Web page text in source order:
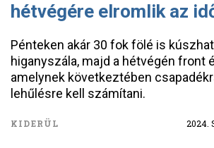
hétvégére elromlik az
Pénteken akár 30 fok fölé is
higanyszála, majd a hétvégén front
amelynek következtében
lehűlésre kell számítani.
KIDERÜL 2024.